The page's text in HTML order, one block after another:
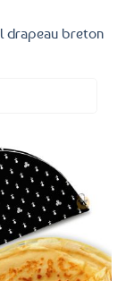
drapeau breton
Ajouter
favoris